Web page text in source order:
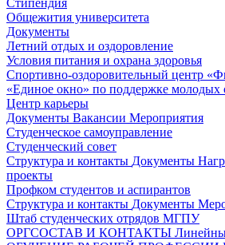
Общежития университета
Документы
Летний отдых и оздоровление
Условия питания и охрана здоровья
Спортивно-оздоровительный центр
«Единое окно» по поддержке молодых
Центр карьеры
Документы Вакансии Мероприятия
Студенческое самоуправление
Студенческий совет
Структура и контакты Документы
проекты
Профком студентов и аспирантов
Структура и контакты Документы
Штаб студенческих отрядов МГПУ
ОРГСОСТАВ И КОНТАКТЫ